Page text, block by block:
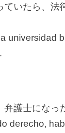
ていたら、法
universidad
弁護士になっ
derecho,